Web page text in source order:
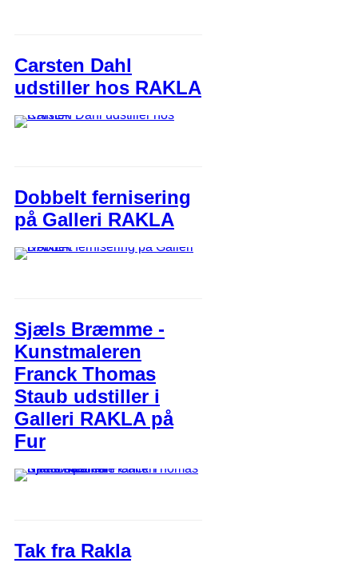
Carsten Dahl
udstiller hos RAKLA
Dobbelt fernisering
på Galleri RAKLA
Sjæls Bræmme -
Kunstmaleren
Franck Thomas
Staub udstiller i
Galleri RAKLA på
Fur
Tak fra Rakla